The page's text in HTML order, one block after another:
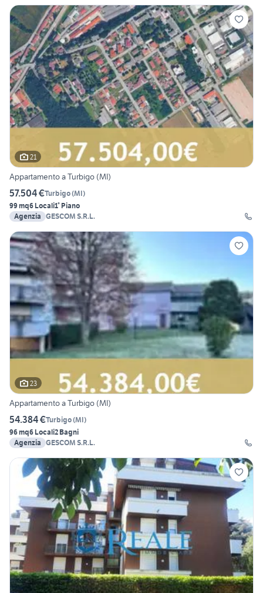
21
Appartamento a Turbigo (MI)
57.504 €Turbigo(MI)
99 mq6 Locali1° Piano
Agenzia GESCOM S.R.L.
23
Appartamento a Turbigo (MI)
54.384 €Turbigo(MI)
96 mq6 Locali2 Bagni
Agenzia GESCOM S.R.L.